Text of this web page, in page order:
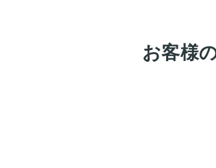
お客様